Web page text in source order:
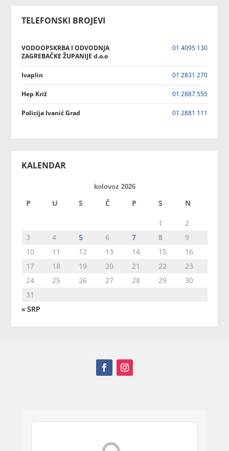
TELEFONSKI BROJEVI
VODOOPSKRBA I ODVODNJA
ZAGREBAČKE ŽUPANIJE d.o.o
01 4095 130
Ivaplin 01 2831 270
Hep Križ 01 2887 555
Policija Ivanić Grad 01 2881 111
KALENDAR
kolovoz 2026
P U S Č P S N
1
2
3
4 5 6 7 8
9
10
11 12 13 14 15
16
17
18 19 20 21 22
23
24
25 26 27 28 29
30
31
« SRP